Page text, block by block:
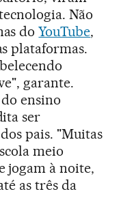
Não
doYouTube,
plataformas.
garante.
ensino
ser
pais. "Muitas
meio
jogam à noite,
as três da